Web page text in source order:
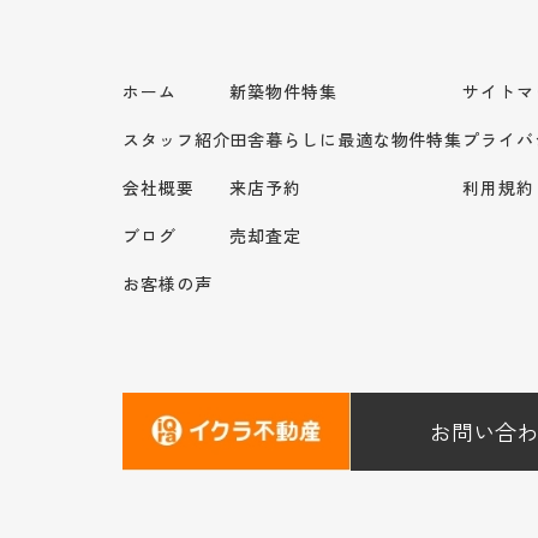
ホーム
スタッフ紹介
会社概要
ブログ
お客様の声
新築物件特集
田舎暮らしに最適な物件特集
来店予約
売却査定
サイト
プライ
利用規約
お問い合